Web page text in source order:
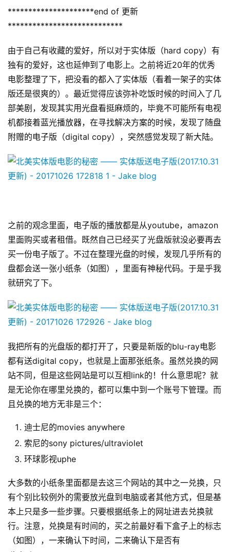
原
专
栏
业
动
态
碎
碎
*********************end of 更新
****************************
由于自己有收藏的爱好，所以对于实体版（hard copy）有
独有的爱好，这也延伸到了电影上。之前将近20年的优秀
电影整理了下，把没看的都入了实体版（看着一架子的实体
版还是很爽的）。最近觉得应该弥补吃饭时候的时间入了几
部美剧，发现其实用光盘看挺麻烦的，毕竟不可能所有电视
机都接着蓝光播放器，在寻找解决方案的时候，发现了随盘
附赠的电子版（digital copy），突然感觉发现了新大陆。
之前的观念里面，电子版的播放都是从youtube，amazon
里面购买或者租借。既然自己已经买了光盘版就没必要再去
买一份电子版了。不过在整理光盘的时候，发现几乎所有的
盘都会送一张小纸条（如图），里面有神秘代码。于是乎我
就研究了下。
我把所有的光盘版的都打开了，只要是新版的blu-ray电影
都有送digital copy，也就是上面那张纸条。虽然兑换的网
站不同，但是这些网站是可以互相link的！什么意思呢？就
是无论你在哪里兑换的，都可以集中到一个账号下管理。而
且兑换的地方无非是三个：
迪士尼的movies anywhere
索尼的sony pictures/ultraviolet
环球影视uphe
大多数的小纸条里面都是去这三个网站的其中之一兑换，只
有个别比较例外的需要放光盘到电脑或者其他方式，但是基
本上只是多一些步骤。只要根据纸条上的网址进去兑换就
行。注意，兑换是有时间的，买之前最好看下盒子上的标志
（如图），一来确认下时间，二来确认下是否有